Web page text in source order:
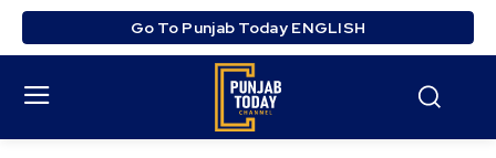
Go To Punjab Today ENGLISH